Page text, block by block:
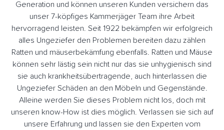
Generation und können unseren Kunden versichern das
unser 7-köpfiges Kammerjäger Team ihre Arbeit
hervorragend leisten. Seit 1922 bekämpfen wir erfolgreich
alles Ungeziefer den Problemen bereiten dazu zählen
Ratten und mäuserbekämfung ebenfalls. Ratten und Mäuse
können sehr lästig sein nicht nur das sie unhygienisch sind
sie auch krankheitsübertragende, auch hinterlassen die
Ungeziefer Schäden an den Möbeln und Gegenstände.
Alleine werden Sie dieses Problem nicht los, doch mit
unseren know-How ist dies möglich. Verlassen sie sich auf
unsere Erfahrung und lassen sie den Experten vom